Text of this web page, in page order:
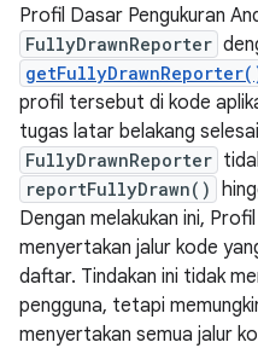
Profil Dasar Pengukuran
FullyDrawnReporter
profil tersebut di kode
tugas latar belakang
FullyDrawnReporter
reportFullyDrawn()
Dengan melakukan ini,
menyertakan jalur kode
daftar. Tindakan ini tidak
pengguna, tetapi
menyertakan semua jalur